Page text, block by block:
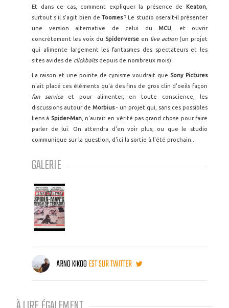
Et dans ce cas, comment expliquer la présence de
Keaton
surtout s'il s'agit bien de Toomes? Le studio oserait-il présenter
une version alternative de celui du MCU , et ouvrir
concrètement les voix du Spider-verse en live action (un projet
qui alimente largement les fantasmes des spectateurs et les
sites avides de clickbaits depuis de nombreux mois).
La raison et une pointe de cynisme voudrait que Sony Pictures
n'ait placé ces éléments qu'à des fins de gros clin d'oeils façon
fan service
et pour alimenter, en toute conscience, les
discussions autour deMorbius- un projet qui, sans ces possibles
liens à Spider-Man, n'aurait en vérité pas grand chose pour faire
parler de lui. On attendra d'en voir plus, ou que le studio
communique sur la question, d'ici la sortie à l'été prochain...
GALERIE
ARNO KIKOOEST SUR TWITTER